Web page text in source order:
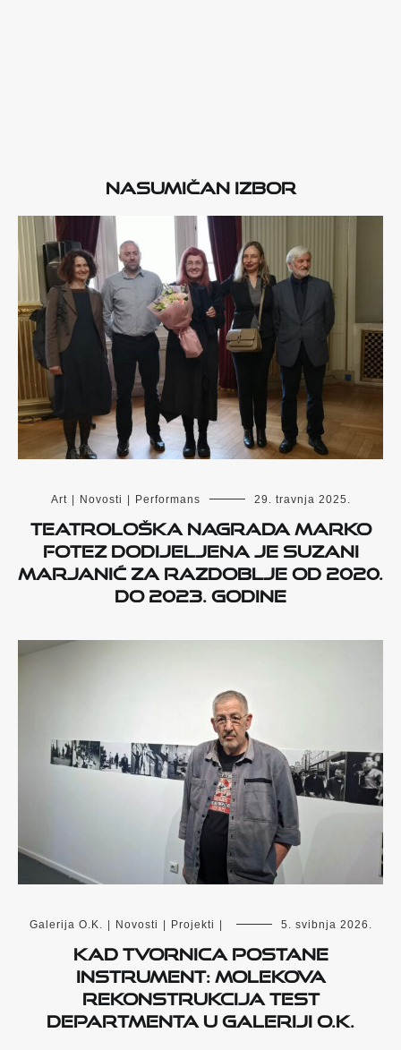
Nasumičan izbor
Art Novosti Performans 29. travnja 2025.
Teatrološka nagrada Marko
Fotez dodijeljena je Suzani
Marjanić za razdoblje od 2020.
do 2023. godine
Galerija O.K. | Novosti | Projekti | 5. svibnja 2026.
Kad tvornica postane
instrument: Molekova
rekonstrukcija Test
Departmenta u Galeriji O.K.